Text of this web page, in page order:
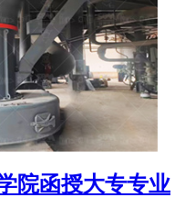
院函授大专专业